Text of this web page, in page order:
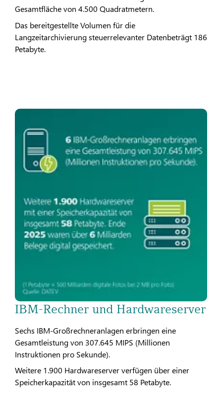
Gesamtfläche von 4.500 Quadratmetern.
Das bereitgestellte Volumen für die
Langzeitarchivierung steuerrelevanter Datenbeträgt 186
Petabyte.
IBM-Rechner und Hardwareserver
Sechs IBM-Großrechneranlagen erbringen eine
Gesamtleistung von 307.645 MIPS (Millionen
Instruktionen pro Sekunde).
Weitere 1.900 Hardwareserver verfügen über einer
Speicherkapazität von insgesamt 58 Petabyte.